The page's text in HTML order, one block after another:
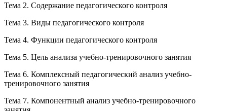
Тема 2. Содержание педагогического контроля
Тема 3. Виды педагогического контроля
Тема 4. Функции педагогического контроля
Тема 5. Цель анализа учебно-тренировочного занятия
Тема 6. Комплексный педагогический анализ учебно-
тренировочного занятия
Тема 7. Компонентный анализ учебно-тренировочного